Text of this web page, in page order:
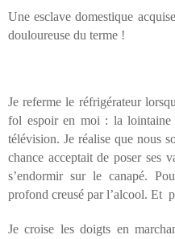
Une esclave domestique
douloureuse du terme !
Je referme le réfrigérateur
fol espoir en moi : la lointaine
télévision. Je réalise que nous
chance acceptait de poser ses
s’endormir sur le canapé.
profond creusé par l’alcool. Et
Je croise les doigts en